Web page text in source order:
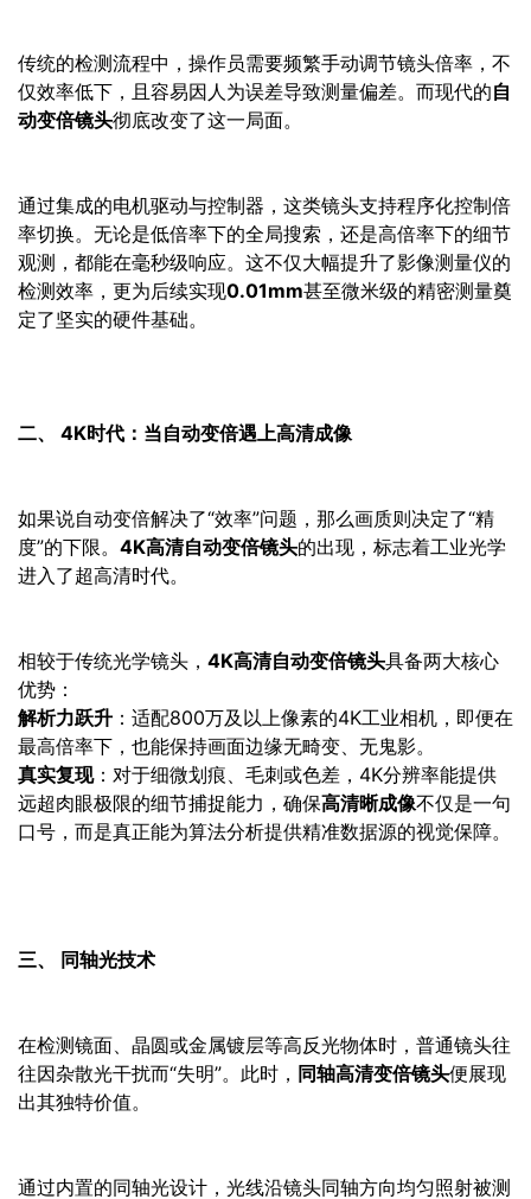
传统的检测流程中，操作员需要频繁手动调节镜头倍率，不
仅效率低下，且容易因人为误差导致测量偏差。而现代的自
动变倍镜头彻底改变了这一局面。
通过集成的电机驱动与控制器，这类镜头支持程序化控制倍
率切换。无论是低倍率下的全局搜索，还是高倍率下的细节
观测，都能在毫秒级响应。这不仅大幅提升了影像测量仪的
检测效率，更为后续实现0.01mm甚至微米级的精密测量奠
定了坚实的硬件基础。
二、 4K时代：当自动变倍遇上高清成像
如果说自动变倍解决了“效率”问题，那么画质则决定了“精
度”的下限。 4K高清自动变倍镜头的出现，标志着工业光学
进入了超高清时代。
相较于传统光学镜头， 4K高清自动变倍镜头具备两大核心
优势：
解析力跃升 ：适配800万及以上像素的4K工业相机，即便在
最高倍率下，也能保持画面边缘无畸变、无鬼影。
真实复现：对于细微划痕、毛刺或色差，4K分辨率能提供
远超肉眼极限的细节捕捉能力，确保高清晰成像不仅是一句
口号，而是真正能为算法分析提供精准数据源的视觉保障。
三、 同轴光技术
在检测镜面、晶圆或金属镀层等高反光物体时，普通镜头往
往因杂散光干扰而“失明”。此时， 同轴高清变倍镜头便展现
出其独特价值。
通过内置的同轴光设计，光线沿镜头同轴方向均匀照射被测